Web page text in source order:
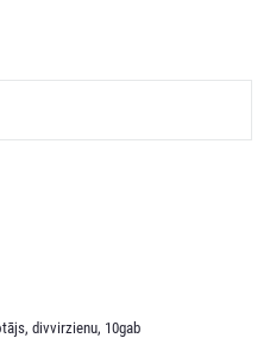
divvirzienu, 10gab